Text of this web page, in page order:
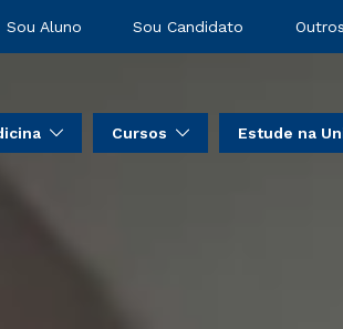
Sou Aluno Sou Candidato Outros
Cursos Estude na